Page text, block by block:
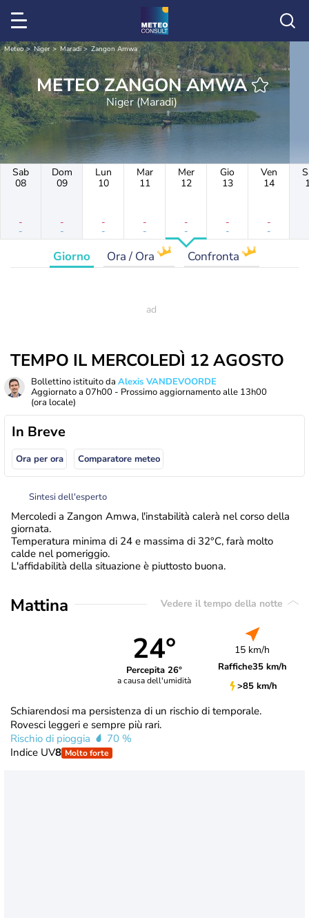
Meteo Niger Maradi Zangon Amwa
METEO ZANGON AMWA
Niger (Maradi)
Sab
08
-
-
Dom
09
-
-
Lun
10
-
-
Mar
11
-
-
Mer
12
-
-
Gio
13
-
-
Ven
14
-
-
Giorno Ora / Ora Confronta
TEMPO IL MERCOLEDÌ 12 AGOSTO
Bollettino istituito da Alexis VANDEVOORDE
Aggiornato a 07h00 - Prossimo aggiornamento alle 13h00
(ora locale)
In Breve
Ora per ora Comparatore meteo
Sintesi dell'esperto
Mercoledi a Zangon Amwa, l'instabilità calerà nel corso della
giornata.
Temperatura minima di 24 e massima di 32°C, farà molto
calde nel pomeriggio.
L'affidabilità della situazione è piuttosto buona.
Mattina Vedere il tempo della notte
24°
Percepita 26°
a causa dell'umidità
15 km/h
Raffiche35 km/h
>85 km/h
Schiarendosi ma persistenza di un rischio di temporale.
Rovesci leggeri e sempre più rari.
Rischio di pioggia
70 %
Indice UV8 Molto forte